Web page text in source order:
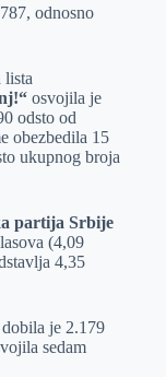
odnosno
lista
osvojila je
odsto od
obezbedila 15
ukupnog broja
partija Srbije
(4,09
4,35
je 2.179
sedam